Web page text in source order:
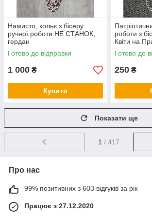
Намисто, кольє з бісеру
ручної роботи НЕ СТАНОК,
гердан
Готово до відправки
1 000 ₴
Купити
роботи з
Квіти на
Готово до
250 ₴
Показати ще
1 / 417
Про нас
99% позитивних з 603 відгуків за рік
Працює з 27.12.2020